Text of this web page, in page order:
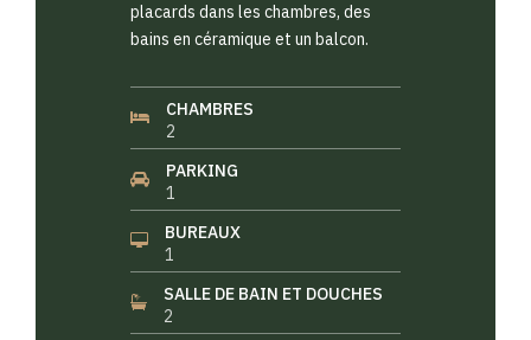
placards dans les chambres, des
bains en céramique et un balcon.
CHAMBRES
2
PARKING
1
BUREAUX
1
SALLE DE BAIN ET DOUCHES
2